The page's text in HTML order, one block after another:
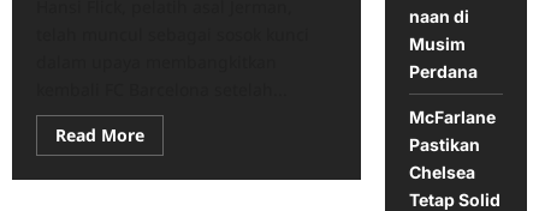
Read MoreRead
more
Hansi
naan di
Musim
Perdana
McFarlane
Pastikan
Chelsea
Tetap Solid